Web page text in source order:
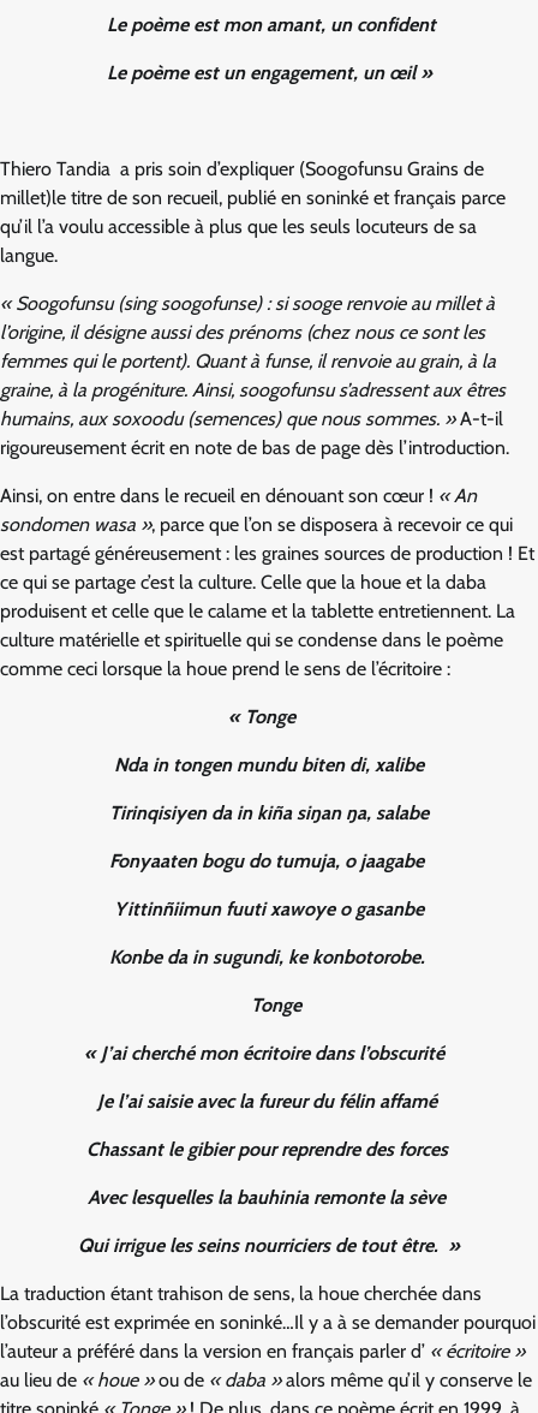
Le poème est mon amant, un confident
Le poème est un engagement, un œil »
Thiero Tandia a pris soin d’expliquer (Soogofunsu Grains de
millet)le titre de son recueil, publié en soninké et français parce
qu’il l’a voulu accessible à plus que les seuls locuteurs de sa
langue.
« Soogofunsu (sing soogofunse) : si sooge renvoie au millet à
l’origine, il désigne aussi des prénoms (chez nous ce sont les
femmes qui le portent). Quant à funse, il renvoie au grain, à la
graine, à la progéniture. Ainsi, soogofunsu s’adressent aux êtres
humains, aux soxoodu (semences) que nous sommes. »A-t-il
rigoureusement écrit en note de bas de page dès l’introduction.
Ainsi, on entre dans le recueil en dénouant son cœur ! « An
sondomen wasa », parce que l’on se disposera à recevoir ce qui
est partagé généreusement : les graines sources de production ! Et
ce qui se partage c’est la culture. Celle que la houe et la daba
produisent et celle que le calame et la tablette entretiennent. La
culture matérielle et spirituelle qui se condense dans le poème
comme ceci lorsque la houe prend le sens de l’écritoire :
« Tonge
Nda in tongen mundu biten di, xalibe
Tirinqisiyen da in kiña siŋan ŋa, salabe
Fonyaaten bogu do tumuja, o jaagabe
Yittinñiimun fuuti xawoye o gasanbe
Konbe da in sugundi, ke konbotorobe.
Tonge
« J’ai cherché mon écritoire dans l’obscurité
Je l’ai saisie avec la fureur du félin affamé
Chassant le gibier pour reprendre des forces
Avec lesquelles la bauhinia remonte la sève
Qui irrigue les seins nourriciers de tout être. »
La traduction étant trahison de sens, la houe cherchée dans
l’obscurité est exprimée en soninké…Il y a à se demander pourquoi
l’auteur a préféré dans la version en français parler d’ « écritoire »
au lieu de « houe »ou de « daba »alors même qu’il y conserve le